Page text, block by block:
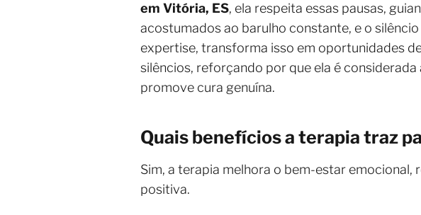
em Vitória, ES, ela respeita essas pausas,
acostumados ao barulho constante, e o
expertise, transforma isso em oportunidades
silêncios, reforçando por que ela é considerada
promove cura genuína.
Quais benefícios a terapia traz
Sim, a terapia melhora o bem-estar
positiva.